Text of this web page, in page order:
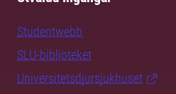
Studentwebb
SLU-biblioteket
Universitetsdjursjukhuset